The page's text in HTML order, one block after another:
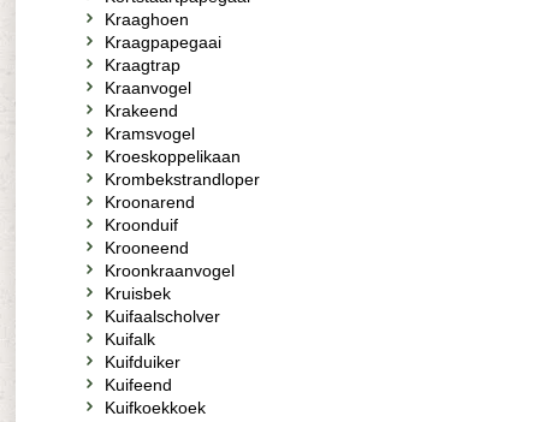
Kraaghoen
Kraagpapegaai
Kraagtrap
Kraanvogel
Krakeend
Kramsvogel
Kroeskoppelikaan
Krombekstrandloper
Kroonarend
Kroonduif
Krooneend
Kroonkraanvogel
Kruisbek
Kuifaalscholver
Kuifalk
Kuifduiker
Kuifeend
Kuifkoekkoek